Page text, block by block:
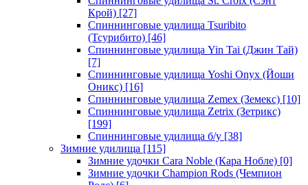
Крой) [27]
Спиннинговые удилища Tsuribito
(Тсурибито) [46]
Спиннинговые удилища Yin Tai (Джин Тай)
[7]
Спиннинговые удилища Yoshi Onyx (Йоши
Оникс) [16]
Спиннинговые удилища Zemex (Земекс) [10]
Спиннинговые удилища Zetrix (Зетрикс)
[199]
Спиннинговые удилища б/у [38]
Зимние удилища [115]
Зимние удочки Cara Noble (Кара Нобле) [0]
Зимние удочки Champion Rods (Чемпион